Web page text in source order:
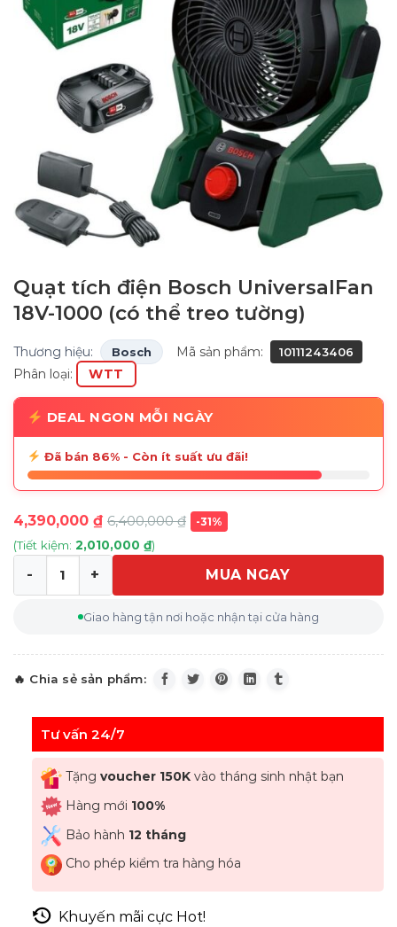
Quạt tích điện Bosch UniversalFan
18V-1000 (có thể treo tường)
Thương hiệu: Bosch Mã sản phẩm: 10111243406
Phân loại: WTT
DEAL NGON MỖI NGÀY
Đã bán 86% - Còn ít suất ưu đãi!
4,390,000 ₫ 6,400,000₫ -31%
(Tiết kiệm: 2,010,000 ₫)
Quạt tích điện Bosch UniversalFan 18V-1000 (có thể
MUA NGAY
Giao hàng tận nơi hoặc nhận tại cửa hàng
Tư vấn 24/7
Tặng voucher 150Kvào tháng sinh nhật bạn
Hàng mới 100%
Bảo hành 12 tháng
Cho phép kiểm tra hàng hóa
Khuyến mãi cực Hot!